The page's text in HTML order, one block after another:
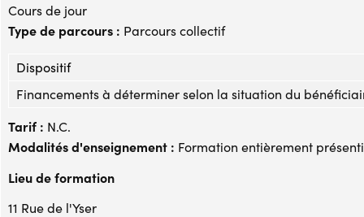
Cours de jour
Type de parcours : Parcours collectif
Dispositif
Financements à déterminer selon la situation du
Tarif : N.C.
Modalités d'enseignement : Formation entièrement
Lieu de formation
11 Rue de l'Yser